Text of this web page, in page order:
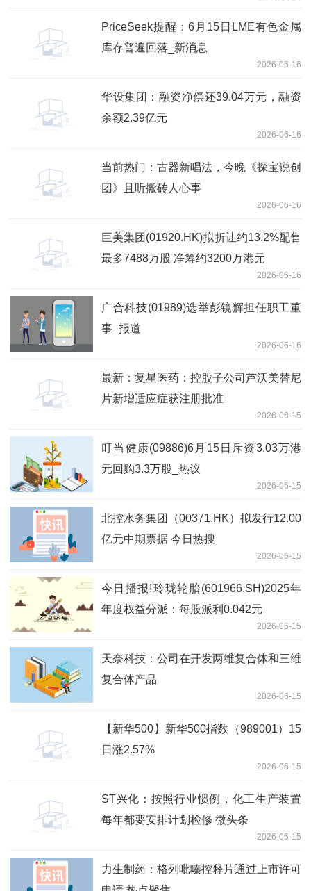
PriceSeek提醒：6月15日LME有色金属
库存普遍回落_新消息
2026-06-16
华设集团：融资净偿还39.04万元，融资
余额2.39亿元
2026-06-16
当前热门：古器新唱法，今晚《探宝说创
团》且听搬砖人心事
2026-06-16
巨美集团(01920.HK)拟折让约13.2%配售
最多7488万股 净筹约3200万港元
2026-06-16
广合科技(01989)选举彭镜辉担任职工董
事_报道
2026-06-16
最新：复星医药：控股子公司芦沃美替尼
片新增适应症获注册批准
2026-06-15
叮当健康(09886)6月15日斥资3.03万港
元回购3.3万股_热议
2026-06-15
北控水务集团（00371.HK）拟发行12.00
亿元中期票据 今日热搜
2026-06-15
今日播报!玲珑轮胎(601966.SH)2025年
年度权益分派：每股派利0.042元
2026-06-15
天奈科技：公司在开发两维复合体和三维
复合体产品
2026-06-15
【新华500】新华500指数（989001）15
日涨2.57%
2026-06-15
ST兴化：按照行业惯例，化工生产装置
每年都要安排计划检修 微头条
2026-06-15
力生制药：格列吡嗪控释片通过上市许可